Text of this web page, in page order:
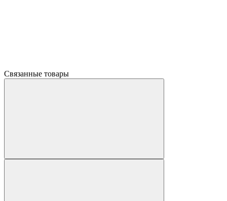
Связанные товары